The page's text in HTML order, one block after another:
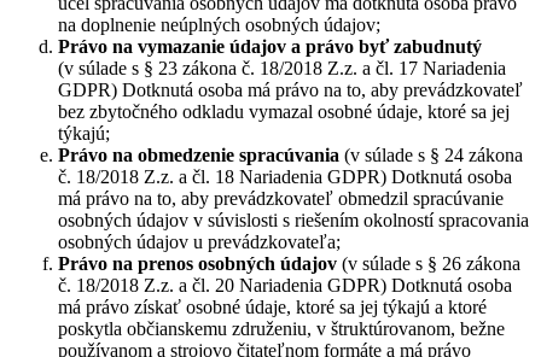
na doplnenie neúplných osobných údajov;
Právo na vymazanie údajov a právo byť zabudnutý
(v súlade s § 23 zákona č. 18/2018 Z.z. a čl. 17 Nariadenia
GDPR) Dotknutá osoba má právo na to, aby prevádzkovateľ
bez zbytočného odkladu vymazal osobné údaje, ktoré sa jej
týkajú;
Právo na obmedzenie spracúvania (v súlade s § 24 zákona
č. 18/2018 Z.z. a čl. 18 Nariadenia GDPR) Dotknutá osoba
má právo na to, aby prevádzkovateľ obmedzil spracúvanie
osobných údajov v súvislosti s riešením okolností spracovania
osobných údajov u prevádzkovateľa;
Právo na prenos osobných údajov (v súlade s § 26 zákona
č. 18/2018 Z.z. a čl. 20 Nariadenia GDPR) Dotknutá osoba
má právo získať osobné údaje, ktoré sa jej týkajú a ktoré
poskytla občianskemu združeniu, v štruktúrovanom, bežne
používanom a strojovo čitateľnom formáte a má právo